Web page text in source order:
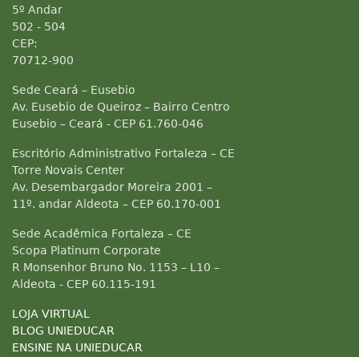
5º Andar
502 - 504
CEP:
70712-900
Sede Ceará – Eusebio
Av. Eusebio de Queiroz – Bairro Centro
Eusebio – Ceará - CEP 61.760-046
Escritório Administrativo Fortaleza – CE
Torre Novais Center
Av. Desembargador Moreira 2001 –
11º. andar Aldeota – CEP 60.170-001
Sede Acadêmica Fortaleza – CE
Scopa Platinum Corporate
R Monsenhor Bruno No. 1153 – L10 –
Aldeota - CEP 60.115-191
LOJA VIRTUAL
BLOG UNIEDUCAR
ENSINE NA UNIEDUCAR